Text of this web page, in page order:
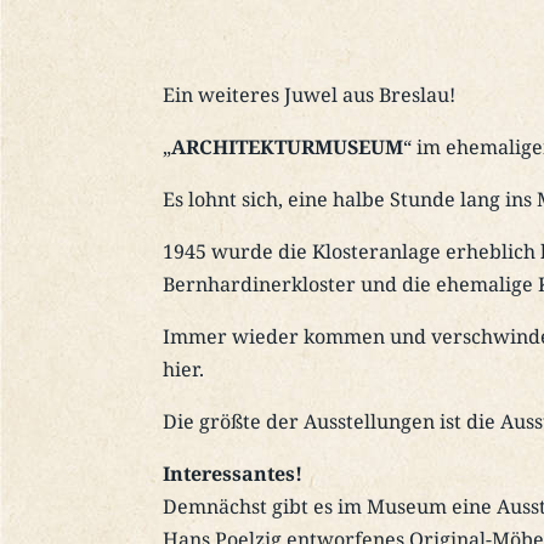
Ein weiteres Juwel aus Breslau!
„ARCHITEKTURMUSEUM“ im
Es lohnt sich, eine halbe Stunde lang
1945 wurde die Klosteranlage
Bernhardinerkloster und die ehemalige
Immer wieder kommen und
hier.
Die größte der Ausstellungen ist die
Interessantes!
Demnächst gibt es im Museum eine